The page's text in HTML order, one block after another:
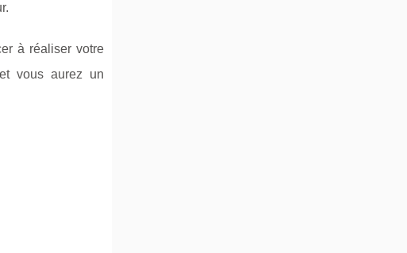
à réaliser votre
vous aurez un